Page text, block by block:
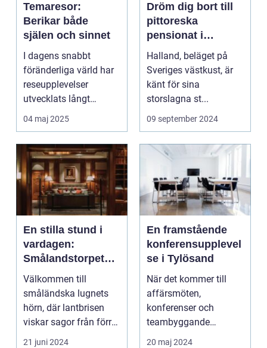
Temaresor:
Berikar både
själen och sinnet
I dagens snabbt
föränderliga värld har
reseupplevelser
utvecklats långt
bortom ...
04 maj 2025
Dröm dig bort till
pittoreska
pensionat i
Halland
Halland, beläget på
Sveriges västkust, är
känt för sina
storslagna st...
09 september 2024
En stilla stund i
vardagen:
Smålandstorpet
Lanthotell
Välkommen till
småländska lugnets
hörn, där lantbrisen
viskar sagor från förr
och nutidens stilla gå...
21 juni 2024
En framstående
konferensupplevel
se i Tylösand
När det kommer till
affärsmöten,
konferenser och
teambyggande
reträtter, är...
20 maj 2024